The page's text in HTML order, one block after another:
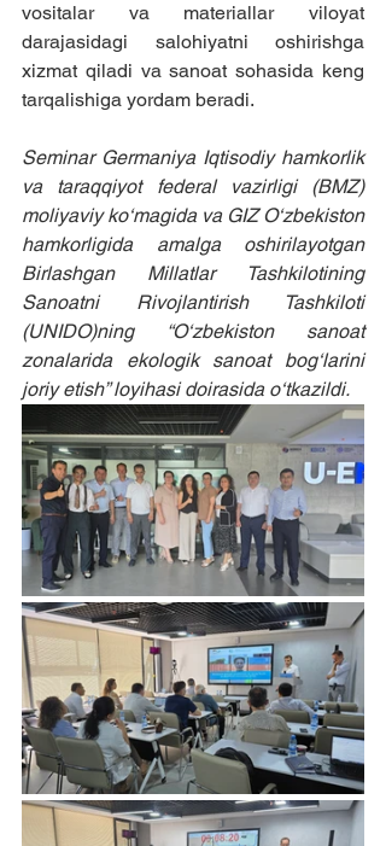
vositalar va materiallar viloyat
darajasidagi salohiyatni oshirishga
xizmat qiladi va sanoat sohasida keng
tarqalishiga yordam beradi.
Seminar Germaniya Iqtisodiy hamkorlik
va taraqqiyot federal vazirligi (BMZ)
moliyaviy ko‘magida va GIZ O‘zbekiston
hamkorligida amalga oshirilayotgan
Birlashgan Millatlar Tashkilotining
Sanoatni Rivojlantirish Tashkiloti
(UNIDO)ning “O‘zbekiston sanoat
zonalarida ekologik sanoat bog‘larini
joriy etish” loyihasi doirasida o‘tkazildi.